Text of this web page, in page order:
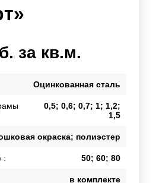
за кв.м.
Оцинкованная сталь
0,5; 0,6; 0,7; 1; 1,2;
1,5
окраска; полиэстер
: 50; 60; 80
в комплекте